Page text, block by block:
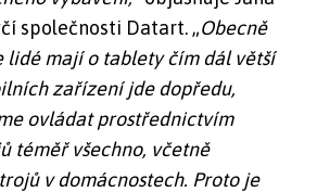
společnosti Datart. „Obecně
lidé mají o tablety čím dál větší
zařízení jde dopředu,
ovládat prostřednictvím
téměř všechno, včetně
v domácnostech. Proto je